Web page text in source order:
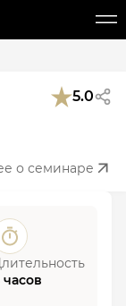
5.0
о семинаре
часов